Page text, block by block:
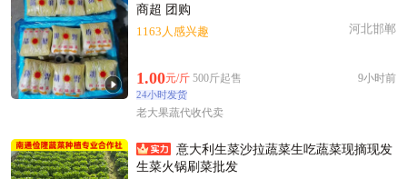
商超 团购
1163人感兴趣
河北邯郸
1.00元/斤 500斤起售 9小时前
24小时发货
老大果蔬代收代卖
意大利生菜沙拉蔬菜生吃蔬菜现摘现发
生菜火锅刷菜批发